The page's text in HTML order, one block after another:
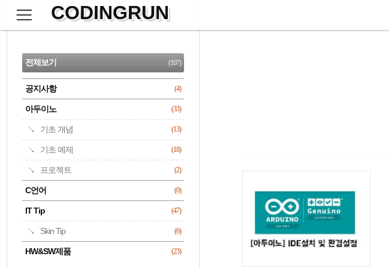
으
CODINGRUN
CATEGORY
전체보기 (107)
공지사항 (4)
아두이노 (33)
기초 개념 (13)
기초 예제 (18)
프로젝트 (2)
C언어 (0)
IT Tip (47)
Skin Tip (6)
HW&SW제품 (23)
검